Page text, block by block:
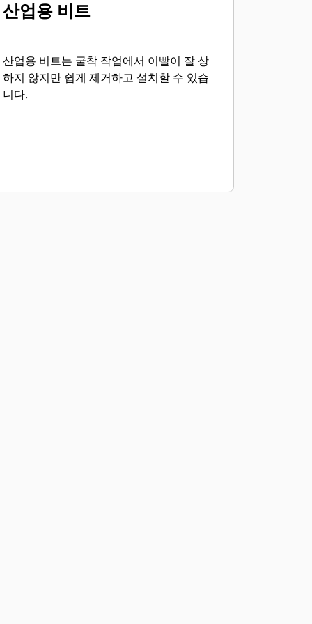
산업용 비트
산업용 비트는 굴착 작업에서 이빨이 잘 상
하지 않지만 쉽게 제거하고 설치할 수 있습
니다.